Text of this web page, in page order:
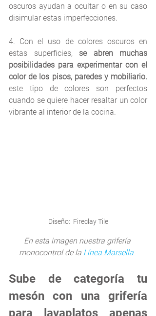
oscuros ayudan a ocultar o en su caso
disimular estas imperfecciones.
4. Con el uso de colores oscuros en
estas superficies, se abren muchas
posibilidades para experimentar con el
este tipo de colores son perfectos
cuando se quiere hacer resaltar un color
vibrante al interior de la cocina.
Diseño:  Fireclay Tile
En esta imagen nuestra grifería
monocontrol de la Línea Marsella
Sube de categoría tu
mesón con una grifería